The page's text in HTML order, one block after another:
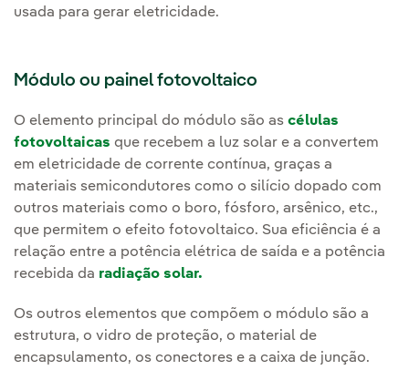
usada para gerar eletricidade.
Módulo ou painel fotovoltaico
O elemento principal do módulo são as células
fotovoltaicas que recebem a luz solar e a convertem
em eletricidade de corrente contínua, graças a
materiais semicondutores como o silício dopado com
outros materiais como o boro, fósforo, arsênico, etc.,
que permitem o efeito fotovoltaico. Sua eficiência é a
relação entre a potência elétrica de saída e a potência
recebida da radiação solar.
Os outros elementos que compõem o módulo são a
estrutura, o vidro de proteção, o material de
encapsulamento, os conectores e a caixa de junção.